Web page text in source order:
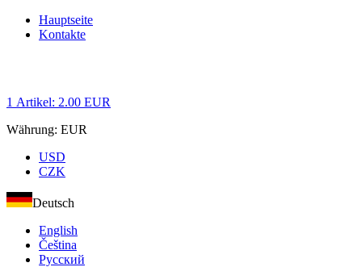
Hauptseite
Kontakte
1 Artikel: 2.00 EUR
Währung: EUR
USD
CZK
Deutsch
English
Čeština
Русский